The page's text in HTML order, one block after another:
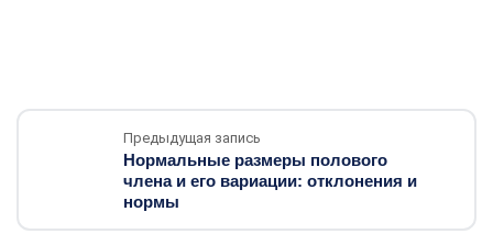
Предыдущая запись
Нормальные размеры полового
члена и его вариации: отклонения и
нормы